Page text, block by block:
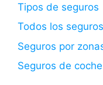
Tipos de seguros
Todos los seguros
Seguros por
Seguros de